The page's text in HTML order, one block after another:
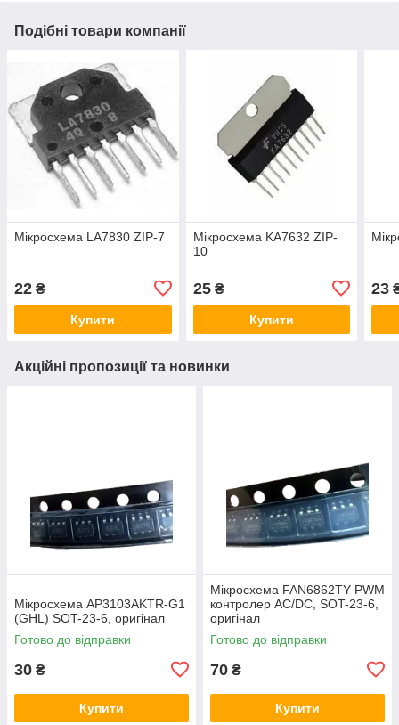
Подібні товари компанії
Мікросхема LA7830 ZIP-7
22 ₴
Купити
Мікросхема KA7632 ZIP-
10
25₴
Купити
23
Акційні пропозиції та новинки
Мікросхема AP3103AKTR-G1
(GHL) SOT-23-6, оригінал
Готово до відправки
30 ₴
Купити
Мікросхема FAN6862TY PWM
контролер AC/DC, SOT-23-6,
оригінал
Готово до відправки
70 ₴
Купити